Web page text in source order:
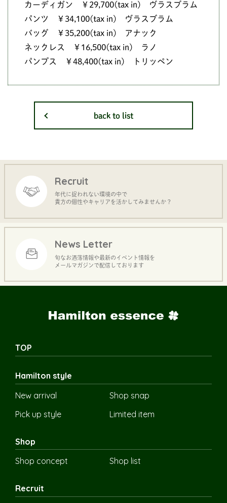
カーディガン ￥29,700(tax in) ヴラスブラム
パンツ ￥34,100(tax in) ヴラスブラム
バッグ ￥35,200(tax in) アナック
ネックレス ￥16,500(tax in) ラノ
パンプス ￥48,400(tax in) トリッペン
back to list
Recruit
年代に捉われない環境の中で
貴方の個性やキャリアを活かしてみませんか？
News Letter
旬なお洒落情報や最新のイベント情報を
メールマガジンで配信しております
TOP
Hamilton style
New arrival
Shop snap
Pick up style
Limited item
Shop
Shop concept
Shop list
Recruit